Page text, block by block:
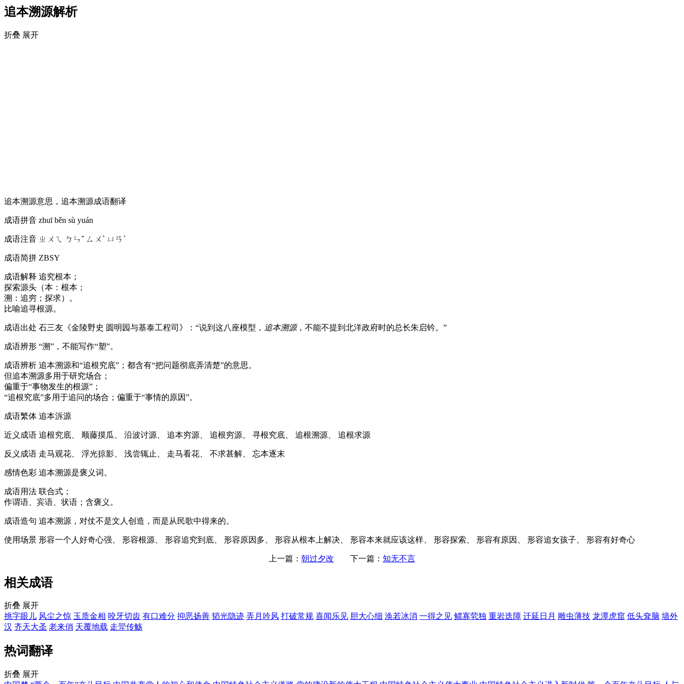
追本溯源解析
折叠 展开
追本溯源意思，追本溯源成语翻译
成语拼音 zhuī běn sù yuán
成语注音 ㄓㄨㄟ ㄅㄣˇ ㄙㄨˋ ㄩㄢˊ
成语简拼 ZBSY
成语解释 追究根本；
探索源头（本：根本；
溯：追穷；探求）。
比喻追寻根源。
成语出处 石三友《金陵野史 圆明园与基泰工程司》：“说到这八座模型， 追本溯源，不能不提到北洋政府时的总长朱启钤。”
成语辨形 “溯”，不能写作“塑”。
成语辨析 追本溯源和“追根究底”；都含有“把问题彻底弄清楚”的意思。
但追本溯源多用于研究场合；
偏重于“事物发生的根源”；
“追根究底”多用于追问的场合；偏重于“事情的原因”。
成语繁体 追本泝源
近义成语 追根究底、 顺藤摸瓜、 沿波讨源、 追本穷源、 追根穷源、 寻根究底、 追根溯源、 追根求源
反义成语 走马观花、 浮光掠影、 浅尝辄止、 走马看花、 不求甚解、 忘本逐末
感情色彩 追本溯源是褒义词。
成语用法 联合式；
作谓语、宾语、状语；含褒义。
成语造句 追本溯源，对仗不是文人创造，而是从民歌中得来的。
使用场景 形容一个人好奇心强、 形容根源、 形容追究到底、 形容原因多、 形容从根本上解决、 形容本来就应该这样、 形容探索、 形容有原因、 形容追女孩子、 形容有好奇心
上一篇： 朝过夕改 下一篇： 知无不言
相关成语
折叠 展开
挑字眼儿 风尘之惊 玉质金相 咬牙切齿 有口难分 抑恶扬善 韬光隐迹 弄月吟风 打破常规 喜闻乐见 胆大心细 涣若冰消 一得之见 鳏寡茕独 重岩迭障 迁延日月 雕虫薄技 龙潭虎窟 低头耷脑 墙外
汉 齐天大圣 老来俏 天覆地载 走斝传觞
热词翻译
折叠 展开